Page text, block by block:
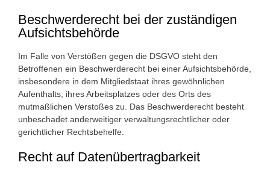
Beschwerde­recht bei der zuständigen
Aufsichts­behörde
Im Falle von Verstößen gegen die DSGVO steht den
Betroffenen ein Beschwerderecht bei einer Aufsichtsbehörde,
insbesondere in dem Mitgliedstaat ihres gewöhnlichen
Aufenthalts, ihres Arbeitsplatzes oder des Orts des
mutmaßlichen Verstoßes zu. Das Beschwerderecht besteht
unbeschadet anderweitiger verwaltungsrechtlicher oder
gerichtlicher Rechtsbehelfe.
Recht auf Daten­übertrag­barkeit